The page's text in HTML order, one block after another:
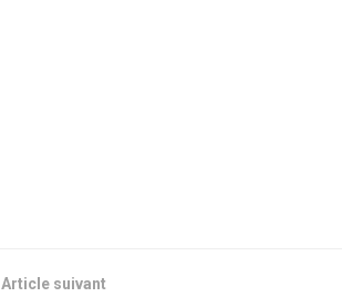
Article suivant